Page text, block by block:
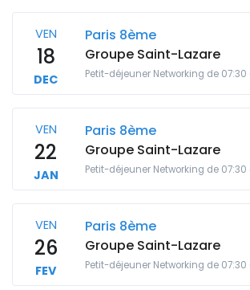
VEN
18
DEC
Paris 8ème
Groupe Saint-Lazare
Petit-déjeuner Networking de 07:30
VEN
22
JAN
Paris 8ème
Groupe Saint-Lazare
Petit-déjeuner Networking de 07:30
VEN
26
FEV
Paris 8ème
Groupe Saint-Lazare
Petit-déjeuner Networking de 07:30